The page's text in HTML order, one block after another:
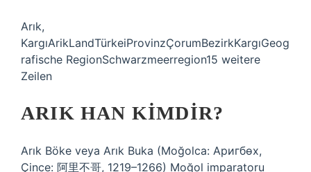
Arık,
KargıArikLandTürkeiProvinzÇorumBezirkKargıGeog
rafische RegionSchwarzmeerregion15 weitere
Zeilen
ARIK HAN KIMDIR?
Arık Böke veya Arık Buka (Moğolca: Аригбөх,
Çince: 阿里不哥, 1219–1266) Moğol imparatoru